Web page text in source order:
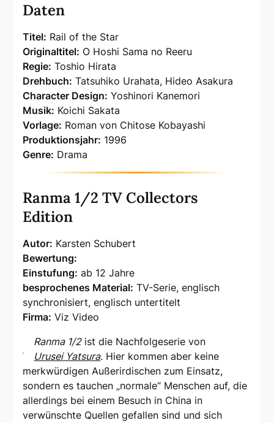
Daten
Titel: Rail of the Star
Originaltitel: O Hoshi Sama no Reeru
Regie: Toshio Hirata
Drehbuch: Tatsuhiko Urahata, Hideo Asakura
Character Design: Yoshinori Kanemori
Musik: Koichi Sakata
Vorlage: Roman von Chitose Kobayashi
Produktionsjahr: 1996
Genre: Drama
Ranma 1/2 TV Collectors
Edition
Autor: Karsten Schubert
Bewertung:
Einstufung: ab 12 Jahre
besprochenes Material: TV-Serie, englisch
synchronisiert, englisch untertitelt
Firma: Viz Video
Ranma 1/2ist die Nachfolgeserie von
Urusei Yatsura. Hier kommen aber keine
merkwürdigen Außerirdischen zum Einsatz,
sondern es tauchen „normale“ Menschen auf, die
allerdings bei einem Besuch in China in
verwünschte Quellen gefallen sind und sich